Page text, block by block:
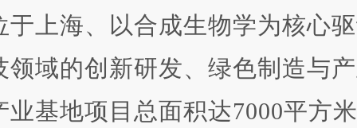
海、以合成生物学为核心驱
域的创新研发、绿色制造与
基地项目总面积达7000平方